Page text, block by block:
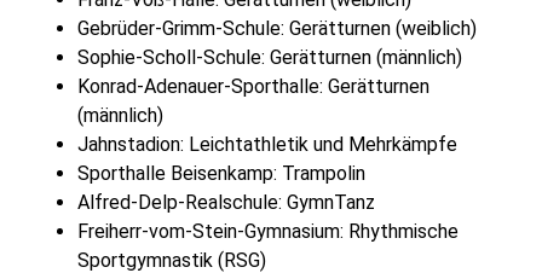
Gebrüder-Grimm-Schule: Gerätturnen (weiblich)
Sophie-Scholl-Schule: Gerätturnen (männlich)
Konrad-Adenauer-Sporthalle: Gerätturnen
(männlich)
Jahnstadion: Leichtathletik und Mehrkämpfe
Sporthalle Beisenkamp: Trampolin
Alfred-Delp-Realschule: GymnTanz
Freiherr-vom-Stein-Gymnasium: Rhythmische
Sportgymnastik (RSG)